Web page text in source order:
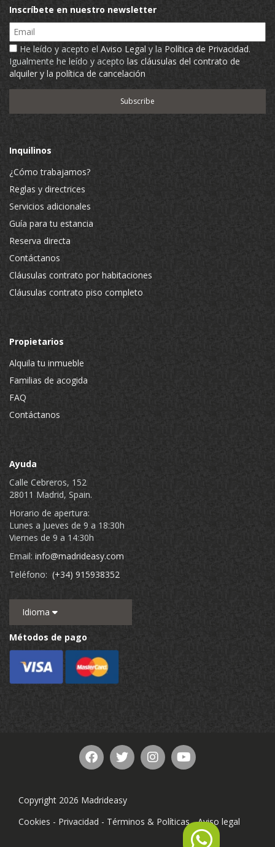
Inscríbete en nuestro newsletter
Email
He leído y acepto el Aviso Legal y la Política de Privacidad.
Igualmente he leído y acepto las cláusulas del contrato de
alquiler y la política de cancelación
Inquilinos
¿Cómo trabajamos?
Reglas y directrices
Servicios adicionales
Guía para tu estancia
Reserva directa
Contáctanos
Cláusulas contrato por habitaciones
Cláusulas contrato piso completo
Propietarios
Alquila tu inmueble
Familias de acogida
FAQ
Contáctanos
Ayuda
Calle Cebreros, 152
28011 Madrid, Spain.
Horario de apertura:
Lunes a Jueves de 9 a 18:30h
Viernes de 9 a 14:30h
Email: info@madrideasy.com
Teléfono: (+34) 915938352
Idioma
Métodos de pago
Copyright 2026 Madrideasy
Cookies - Privacidad - Términos & Políticas-Aviso legal